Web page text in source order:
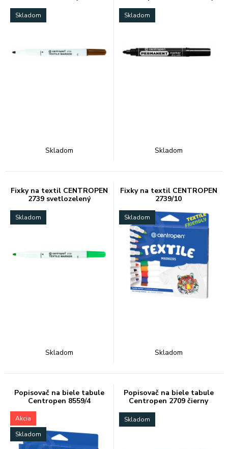
Skladom
Skladom
Skladom
Skladom
Fixky na textil CENTROPEN
2739 svetlozelený
Skladom
Skladom
Fixky na textil CENTROPEN
2739/10
Skladom
Skladom
Popisovač na biele tabule
Centropen 8559/4
Akcia
Skladom
Popisovač na biele tabule
Centropen 2709 čierny
Skladom